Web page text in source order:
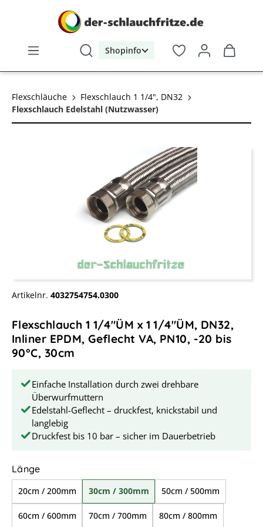
Shopinfo
Flexschläuche
Flexschlauch 1 1/4", DN32
Flexschlauch Edelstahl (Nutzwasser)
Artikelnr. 4032754754.0300
Flexschlauch 1 1/4"ÜM x 1 1/4"ÜM, DN32,
Inliner EPDM, Geflecht VA, PN10, -20 bis
90°C, 30cm
Einfache Installation durch zwei drehbare
Überwurfmuttern
Edelstahl-Geflecht – druckfest, knickstabil und
langlebig
Druckfest bis 10 bar – sicher im Dauerbetrieb
Längeauswählen
20cm / 200mm 30cm / 300mm 50cm / 500mm
60cm / 600mm 70cm / 700mm 80cm / 800mm